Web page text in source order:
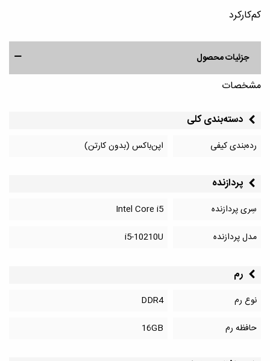
کم‌کارکرد
جزئیات محصول
مشخصات
دسته‌بندی کلی
رده‌بندی کیفی اپن‌باکس (بدون کارتن)
پردازنده
سِری پردازنده
Intel Core i5
مدل پردازنده
i5-10210U
رم
نوع رم
DDR4
حافظه رم
16GB